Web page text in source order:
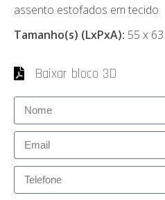
assento estofados em tecido
Tamanho(s) (LxPxA): 55 x
Baixar bloco 3D